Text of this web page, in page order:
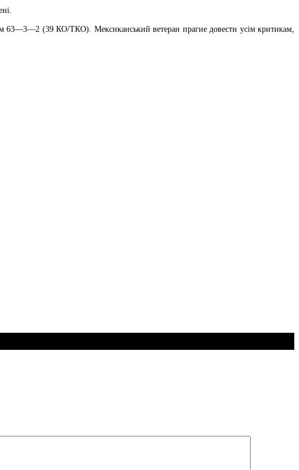
63—3—2 (39 КО/ТКО). Мексиканський ветеран прагне довести усім критикам,